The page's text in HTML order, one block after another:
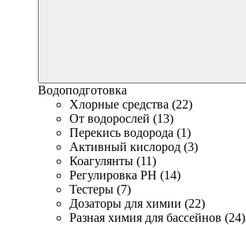
Водоподготовка
Хлорные средства (22)
От водорослей (13)
Перекись водорода (1)
Активный кислород (3)
Коагулянты (11)
Регулировка PH (14)
Тестеры (7)
Дозаторы для химии (22)
Разная химия для бассейнов (24)